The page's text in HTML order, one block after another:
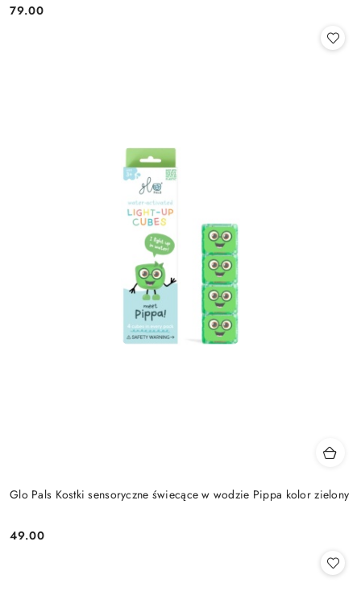
Cena:
79.00
Glo Pals Kostki sensoryczne świecące w wodzie Pippa kolor zielony
Cena:
49.00